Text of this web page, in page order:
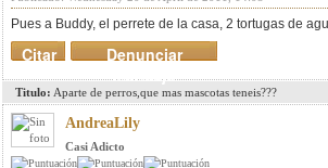
Pues a Buddy, el perrete de la casa, 2 tortugas de
Denunciar
mensaje
Citar
Titulo: Aparte de perros,que mas mascotas teneis???
AndreaLily
Casi Adicto